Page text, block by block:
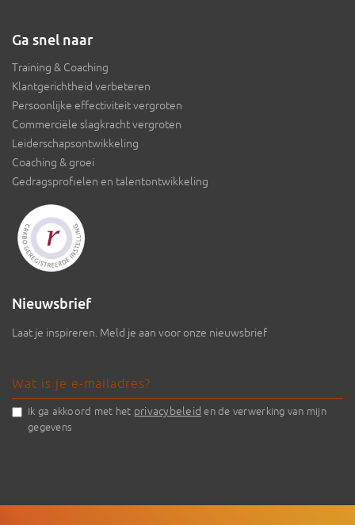
Ga snel naar
Training & Coaching
Klantgerichtheid verbeteren
Persoonlijke effectiviteit vergroten
Commerciële slagkracht vergroten
Leiderschapsontwikkeling
Coaching & groei
Gedragsprofielen en talentontwikkeling
Nieuwsbrief
Laat je inspireren. Meld je aan voor onze nieuwsbrief
Ik ga akkoord met het privacybeleid en de verwerking van mijn
gegevens